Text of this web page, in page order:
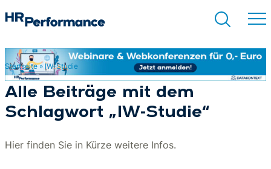
Suchen
Startseite» IW-Studie
Alle Beiträge mit dem
Schlagwort „IW-Studie“
Hier finden Sie in Kürze weitere Infos.